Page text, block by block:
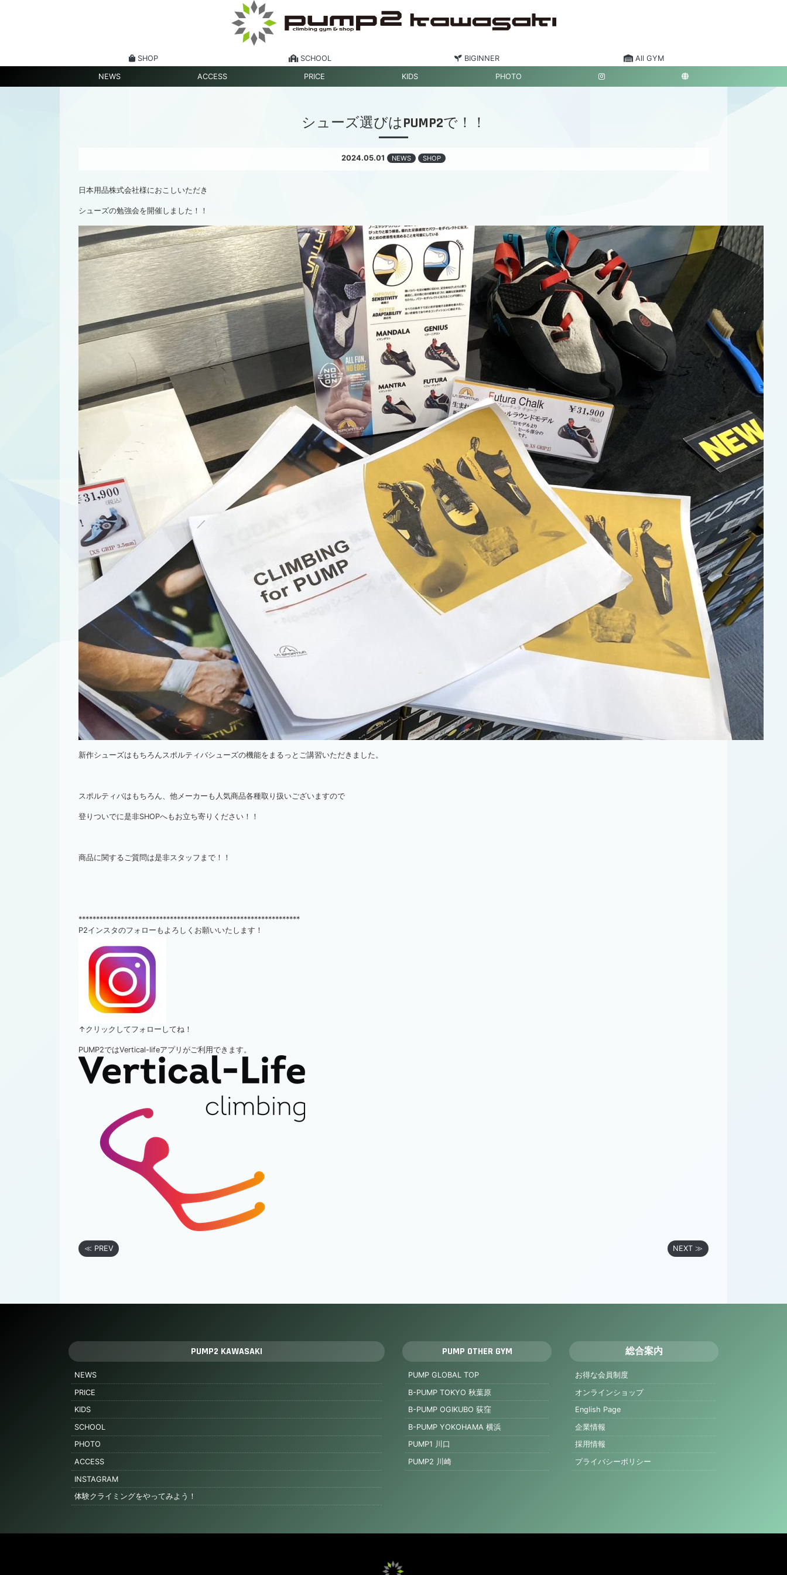
SHOP SCHOOL BIGINNER All GYM
NEWS ACCESS PRICE KIDS PHOTO
シューズ選びはPUMP2で！！
2024.05.01 NEWS SHOP
日本用品株式会社様におこしいただき
シューズの勉強会を開催しました！！
新作シューズはもちろんスポルティバシューズの機能をまるっとご講習いただきました。
スポルティバはもちろん、他メーカーも人気商品各種取り扱いございますので
登りついでに是非SHOPへもお立ち寄りください！！
商品に関するご質問は是非スタッフまで！！
***************************************************************
P2インスタのフォローもよろしくお願いいたします！
↑クリックしてフォローしてね！
PUMP2ではVertical-lifeアプリがご利用できます。
≪ PREV NEXT ≫
PUMP2 KAWASAKI
NEWS
PRICE
KIDS
SCHOOL
PHOTO
ACCESS
INSTAGRAM
体験クライミングをやってみよう！
PUMP OTHER GYM
PUMP GLOBAL TOP
B-PUMP TOKYO 秋葉原
B-PUMP OGIKUBO 荻窪
B-PUMP YOKOHAMA 横浜
PUMP1 川口
PUMP2 川崎
総合案内
お得な会員制度
オンラインショップ
English Page
企業情報
採用情報
プライバシーポリシー